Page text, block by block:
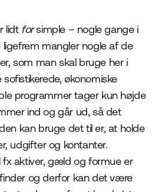
lidt forsimple – nogle gange i
mangler nogle af de
som man skal bruge her i
økonomiske
programmer tager kun højde
ind og går ud, så det
kan bruge det til er, at holde
udgifter og kontanter.
fx aktiver, gæld og formue er
og derfor kan det være